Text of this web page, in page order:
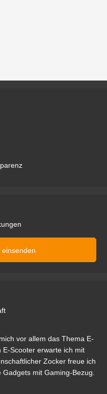
vor allem das Thema E-
E-Scooter erwarte ich mit
Zocker freue ich
mit Gaming-Bezug.